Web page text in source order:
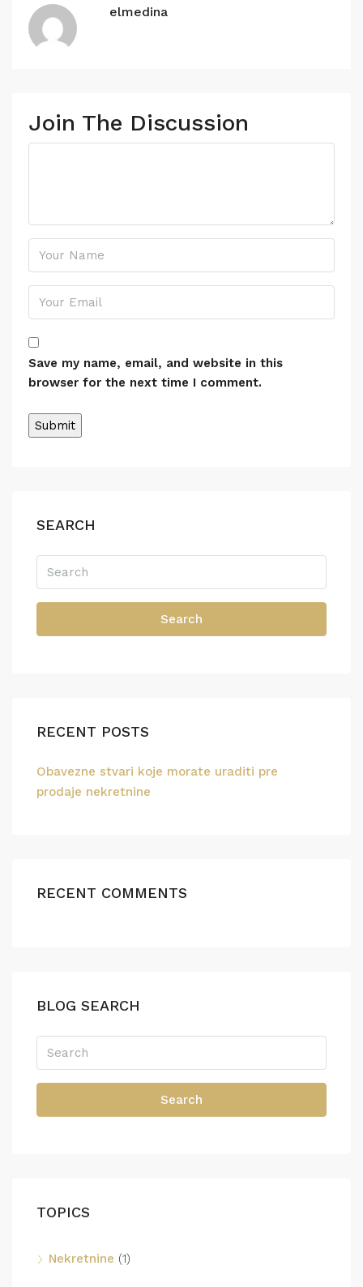
elmedina
Join The Discussion
Save my name, email, and website in this
browser for the next time I comment.
SEARCH
Search
RECENT POSTS
Obavezne stvari koje morate uraditi pre
prodaje nekretnine
RECENT COMMENTS
BLOG SEARCH
Search
TOPICS
Nekretnine (1)